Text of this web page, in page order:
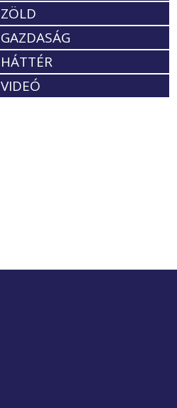
ZÖLD
GAZDASÁG
HÁTTÉR
VIDEÓ